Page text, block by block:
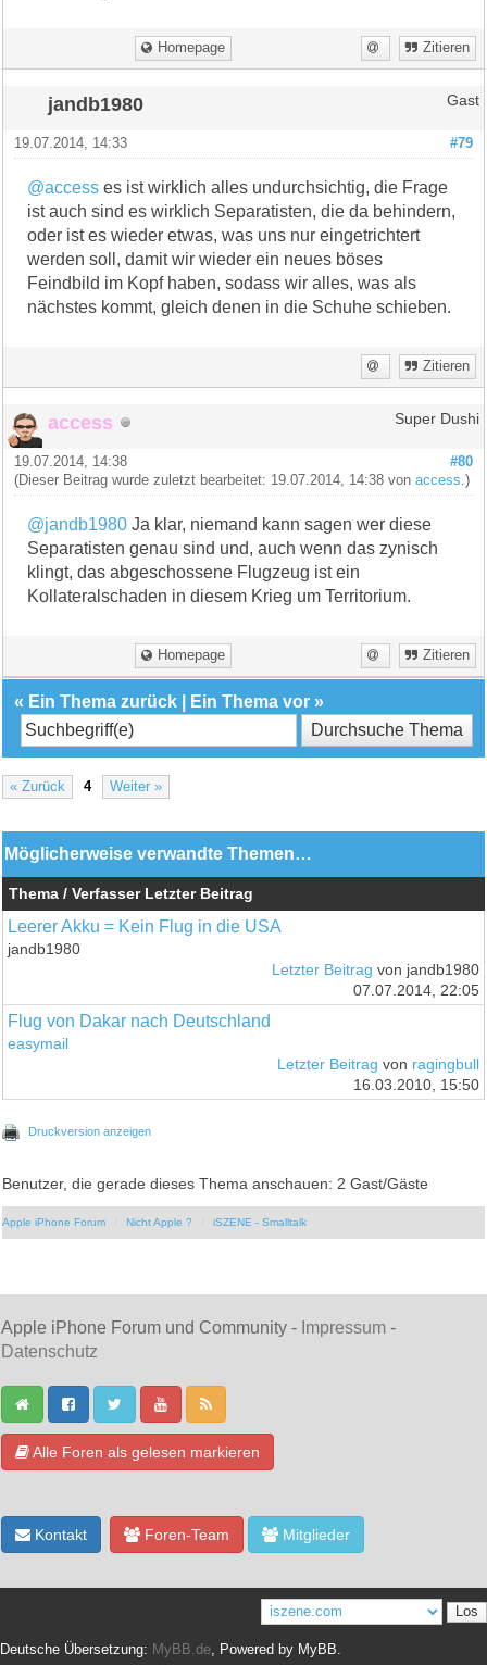
Homepage Zitieren
jandb1980 Gast
#79
19.07.2014, 14:33
@access es ist wirklich alles undurchsichtig, die Frage
ist auch sind es wirklich Separatisten, die da behindern,
oder ist es wieder etwas, was uns nur eingetrichtert
werden soll, damit wir wieder ein neues böses
Feindbild im Kopf haben, sodass wir alles, was als
nächstes kommt, gleich denen in die Schuhe schieben.
Zitieren
access Super Dushi
#80
19.07.2014, 14:38
(Dieser Beitrag wurde zuletzt bearbeitet: 19.07.2014, 14:38 vonaccess .)
@jandb1980 Ja klar, niemand kann sagen wer diese
Separatisten genau sind und, auch wenn das zynisch
klingt, das abgeschossene Flugzeug ist ein
Kollateralschaden in diesem Krieg um Territorium.
Homepage Zitieren
« Ein Thema zurück Ein Thema vor »
« Zurück 4 Weiter »
Möglicherweise verwandte Themen…
Thema / Verfasser Letzter Beitrag
Leerer Akku = Kein Flug in die USA
jandb1980
Letzter Beitrag von jandb1980
07.07.2014, 22:05
Flug von Dakar nach Deutschland
easymail
Letzter Beitrag von ragingbull
16.03.2010, 15:50
Druckversion anzeigen
Benutzer, die gerade dieses Thema anschauen: 2 Gast/Gäste
Apple iPhone Forum Nicht Apple ? iSZENE - Smalltalk
Apple iPhone Forum und Community - Impressum -
Datenschutz
Alle Foren als gelesen markieren
Kontakt Foren-Team Mitglieder
Deutsche Übersetzung: MyBB.de , Powered by MyBB